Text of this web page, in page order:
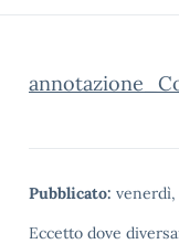
Pubblicato:
Eccetto dove